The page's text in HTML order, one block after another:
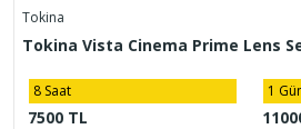
Tokina
Tokina Vista Cinema Prime Lens
8 Saat
7500 TL
1